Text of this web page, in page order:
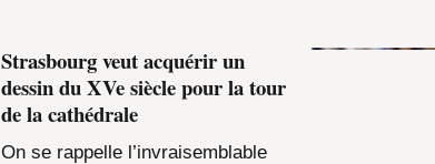
Strasbourg veut acquérir un
dessin du XVe siècle pour la tour
de la cathédrale
On se rappelle l’invraisemblable